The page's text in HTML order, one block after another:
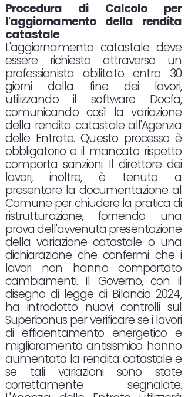
Procedura di Calcolo per
l'aggiornamento della rendita
catastale
L'aggiornamento catastale deve
essere richiesto attraverso un
professionista abilitato entro 30
giorni dalla fine dei lavori,
utilizzando il software Docfa,
comunicando così la variazione
della rendita catastale all'Agenzia
delle Entrate. Questo processo è
obbligatorio e il mancato rispetto
comporta sanzioni. Il direttore dei
lavori, inoltre, è tenuto a
presentare la documentazione al
Comune per chiudere la pratica di
ristrutturazione, fornendo una
prova dell'avvenuta presentazione
della variazione catastale o una
dichiarazione che confermi che i
lavori non hanno comportato
cambiamenti. Il Governo, con il
disegno di legge di Bilancio 2024,
ha introdotto nuovi controlli sul
Superbonus per verificare se i lavori
di efficientamento energetico e
miglioramento antisismico hanno
aumentato la rendita catastale e
se tali variazioni sono state
correttamente segnalate.